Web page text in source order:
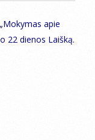
apie
22 dienos Laišką.